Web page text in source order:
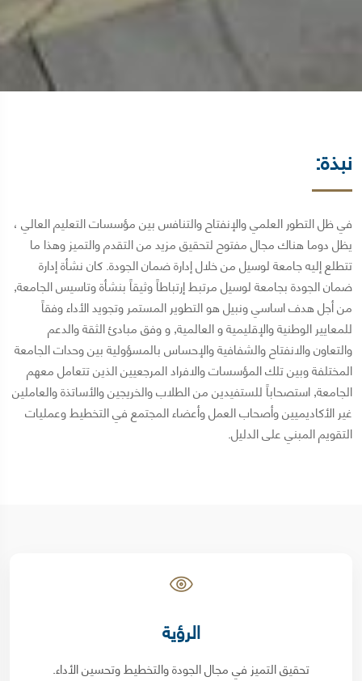
نبذة:
في ظل التطور العلمي والإنفتاح والتنافس بين مؤسسات التعليم العالي ،
يظل دوما هناك مجال مفتوح لتحقيق مزيد من التقدم والتميز وهذا ما
تتطلع إليه جامعة لوسيل من خلال إدارة ضمان الجودة. كان نشأة إدارة
ضمان الجودة بجامعة لوسيل مرتبط إرتباطاً وثيقاً بنشأة وتاسيس الجامعة,
من أجل هدف اساسي ونبيل هو التطوير المستمر وتجويد الأداء وفقاً
للمعايير الوطنية والإقليمية و العالمية, و وفق مبادئ الثقة والدعم
والتعاون والانفتاح والشفافية والإحساس بالمسؤولية بين وحدات الجامعة
المختلفة وبين تلك المؤسسات والافراد المرجعيين الذين تتعامل معهم
الجامعة, استصحاباً للستفيدين من الطلاب والخريجين والأساتذة والعاملين
غير الأكاديميين وأصحاب العمل وأعضاء المجتمع في التخطيط وعمليات
التقويم المبني على الدليل.
الرؤية
تحقيق التميز في مجال الجودة والتخطيط وتحسين الأداء.